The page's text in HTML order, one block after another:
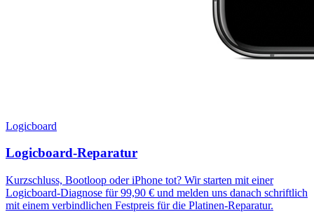
Logicboard
Logicboard-Reparatur
Kurzschluss, Bootloop oder iPhone tot? Wir starten mit einer
Logicboard-Diagnose für 99,90 € und melden uns danach schriftlich
mit einem verbindlichen Festpreis für die Platinen-Reparatur.